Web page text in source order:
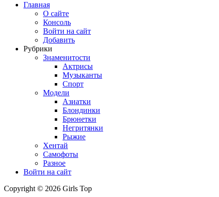
Главная
О сайте
Консоль
Войти на сайт
Добавить
Рубрики
Знаменитости
Актрисы
Музыканты
Спорт
Модели
Азиатки
Блондинки
Брюнетки
Негритянки
Рыжие
Хентай
Самофоты
Разное
Войти на сайт
Copyright © 2026 Girls Top